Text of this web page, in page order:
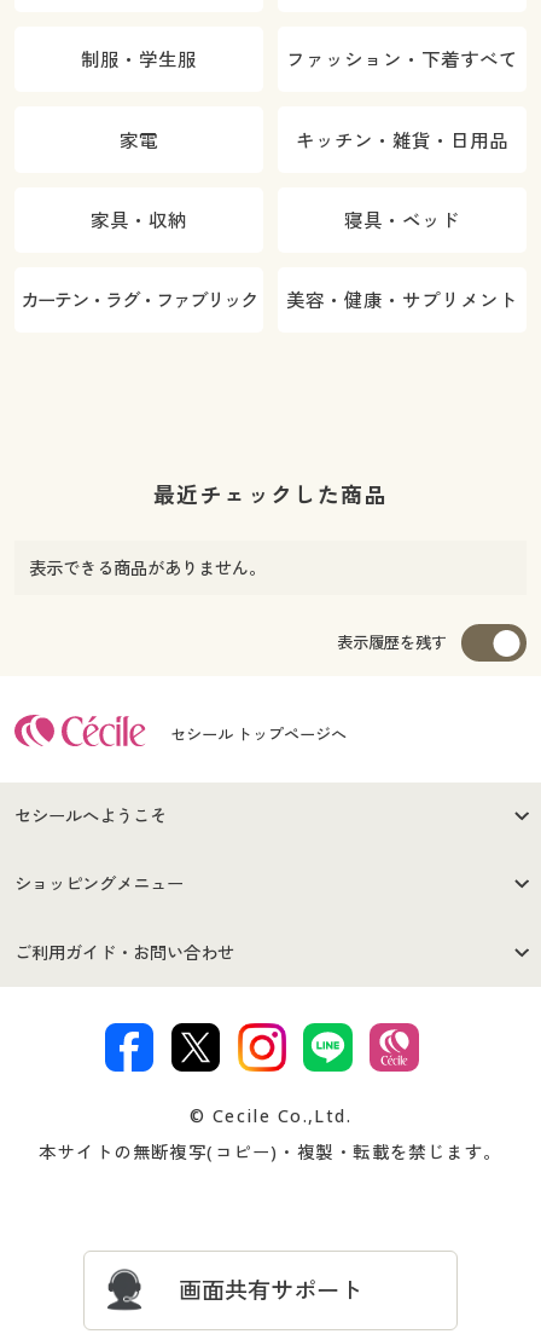
制服・学生服 ファッション・下着すべて
家電 キッチン・雑貨・日用品
家具・収納 寝具・ベッド
カーテン・ラグ・ファブリック 美容・健康・サプリメント
最近チェックした商品
表示できる商品がありません。
表示履歴を残す
セシール トップページへ
セシールへようこそ
はじめての方へ
セシールご利用規約
著作権・商標について 会社案内
ショッピングメニュー
商品カテゴリ
プレゼント＆キャンペーン サイトマップ
ご利用ガイド・お問い合わせ
交換・返品は お支払は
ついて
忘れの場合
© Cecile Co.,Ltd.
本サイトの無断複写(コピー)・複製・転載を禁じます。
画面共有サポート